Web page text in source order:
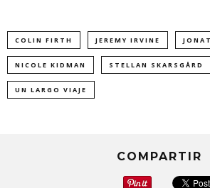
COLIN FIRTH JEREMY IRVINE
NICOLE KIDMAN STELLAN SKARSGÅRD
UN LARGO VIAJE
COMPARTIR